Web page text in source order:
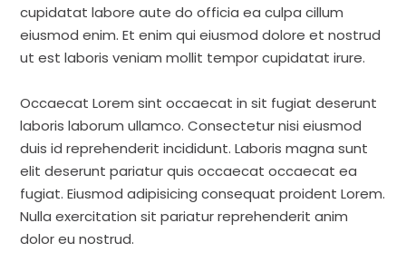
cupidatat labore aute do officia ea culpa cillum
eiusmod enim. Et enim qui eiusmod dolore et nostrud
ut est laboris veniam mollit tempor cupidatat irure.
Occaecat Lorem sint occaecat in sit fugiat deserunt
laboris laborum ullamco. Consectetur nisi eiusmod
duis id reprehenderit incididunt. Laboris magna sunt
elit deserunt pariatur quis occaecat occaecat ea
fugiat. Eiusmod adipisicing consequat proident Lorem.
Nulla exercitation sit pariatur reprehenderit anim
dolor eu nostrud.